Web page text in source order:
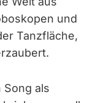
und
Tanzfläche,
Song als